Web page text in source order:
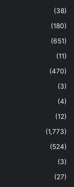
(38)
(180)
(651)
(11)
(470)
(3)
(4)
(12)
(1,773)
(524)
(3)
(27)